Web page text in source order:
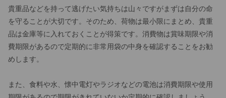
貴重品などを持って逃げたい気持ちは山々ですがまずは自分の命
を守ることが大切です。そのため、荷物は最小限にまとめ、貴重
品は金庫等に入れておくことが得策です。消費物は賞味期限や消
費期限があるので定期的に非常用袋の中身を確認することをお勧
めします。
また、食料や水、懐中電灯やラジオなどの電池は消費期限や使用